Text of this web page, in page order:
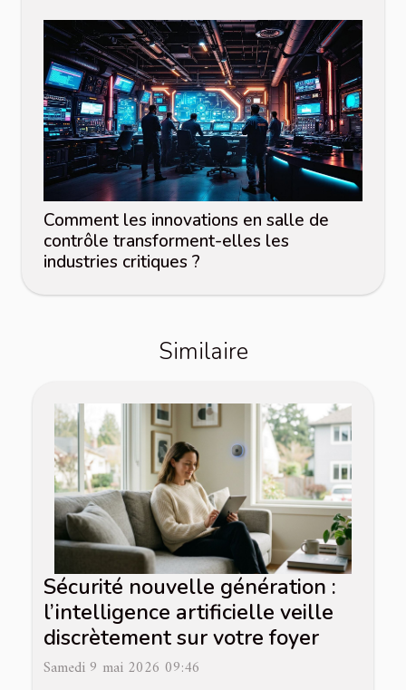
Comment les innovations en salle de
contrôle transforment-elles les
industries critiques ?
Similaire
Sécurité nouvelle génération :
l’intelligence artificielle veille
discrètement sur votre foyer
Samedi 9 mai 2026 09:46